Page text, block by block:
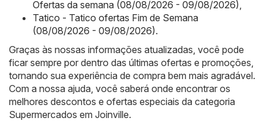
Ofertas da semana (08/08/2026 - 09/08/2026)
Tatico - Tatico ofertas Fim de Semana
(08/08/2026 - 09/08/2026).
Graças às nossas informações atualizadas, você pode
ficar sempre por dentro das últimas ofertas e promoções,
tornando sua experiência de compra bem mais agradável.
Com a nossa ajuda, você saberá onde encontrar os
melhores descontos e ofertas especiais da categoria
Supermercados em Joinville.